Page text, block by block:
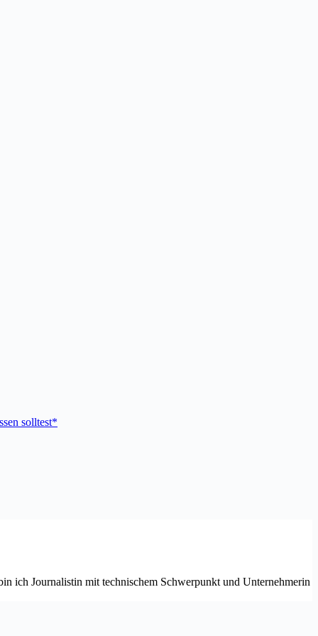
solltest*
ich Journalistin mit technischem Schwerpunkt und Unternehmerin